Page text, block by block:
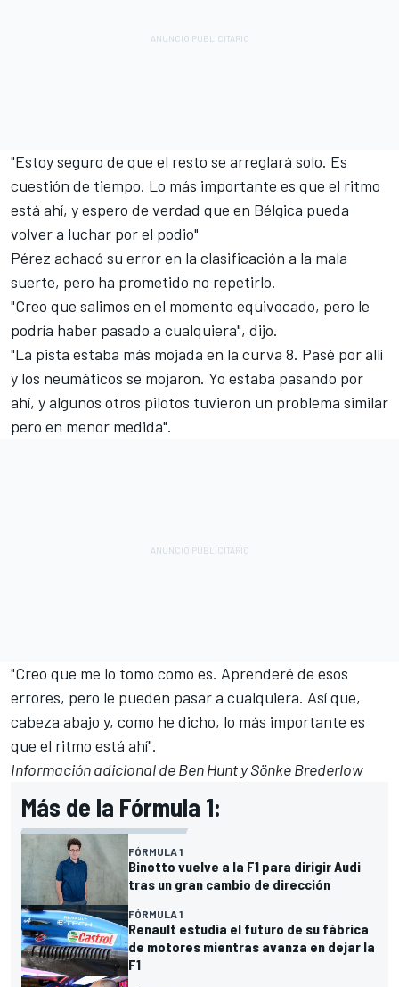
"Estoy seguro de que el resto se arreglará solo. Es
cuestión de tiempo. Lo más importante es que el ritmo
está ahí, y espero de verdad que en Bélgica pueda
volver a luchar por el podio"
Pérez achacó su error en la clasificación a la mala
suerte, pero ha prometido no repetirlo.
"Creo que salimos en el momento equivocado, pero le
podría haber pasado a cualquiera", dijo.
"La pista estaba más mojada en la curva 8. Pasé por allí
y los neumáticos se mojaron. Yo estaba pasando por
ahí, y algunos otros pilotos tuvieron un problema similar
pero en menor medida".
"Creo que me lo tomo como es. Aprenderé de esos
errores, pero le pueden pasar a cualquiera. Así que,
cabeza abajo y, como he dicho, lo más importante es
que el ritmo está ahí".
Información adicional de Ben Hunt y Sönke Brederlow
Más de la Fórmula 1:
FÓRMULA 1
Binotto vuelve a la F1 para dirigir Audi
tras un gran cambio de dirección
FÓRMULA 1
Renault estudia el futuro de su fábrica
de motores mientras avanza en dejar la
F1